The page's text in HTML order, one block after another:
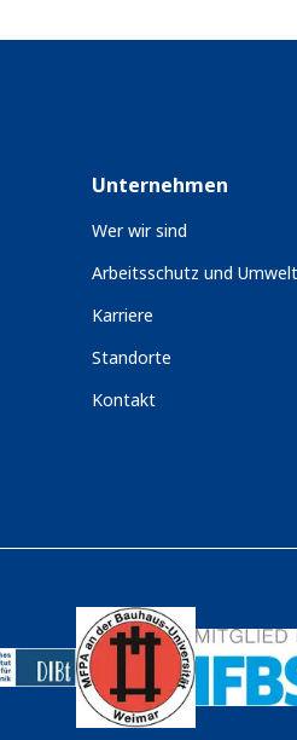
Unternehmen
Wer wir sind
Arbeitsschutz und Umwelt
Karriere
Standorte
Kontakt